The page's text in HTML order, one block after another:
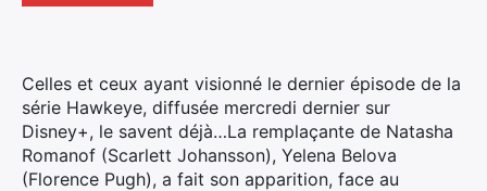
Celles et ceux ayant visionné le dernier épisode de la
série Hawkeye, diffusée mercredi dernier sur
Disney+, le savent déjà…La remplaçante de Natasha
Romanof (Scarlett Johansson), Yelena Belova
(Florence Pugh), a fait son apparition, face au